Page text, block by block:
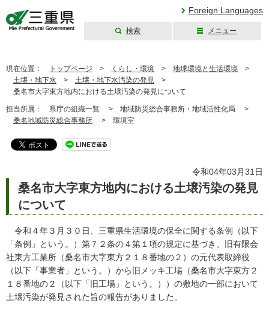
Foreign Languages
検索 メニュー
現在位置： トップページ > くらし・環境 > 地球環境と生活環境 >
土壌・地下水 > 土壌・地下水汚染の発見 >
桑名市大字東方地内における土壌汚染の発見について
担当所属： 県庁の組織一覧 > 地域防災総合事務所・地域活性化局 >
桑名地域防災総合事務所 > 環境室
令和04年03月31日
桑名市大字東方地内における土壌汚染の発見
について
令和４年３月３０日、三重県生活環境の保全に関する条例（以下
「条例」という。）第７２条の４第１項の規定に基づき、旧有限会
社東方工業所（桑名市大字東方２１８番地の２）の元代表取締役
（以下「事業者」という。）から旧メッキ工場（桑名市大字東方２
１８番地の２（以下「旧工場」という。））の敷地の一部において
土壌汚染が発見された旨の報告がありました。